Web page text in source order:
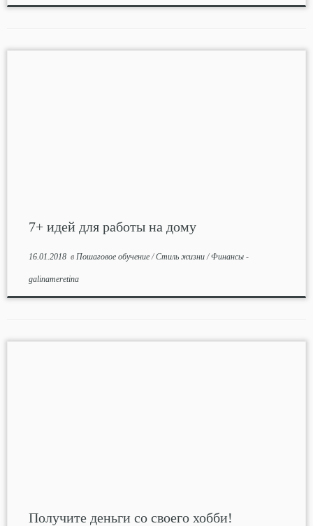
7+ идей для работы на дому
16.01.2018в Пошаговое обучение/Стиль жизни/Финансы -
galinameretina
Получите деньги со своего хобби!